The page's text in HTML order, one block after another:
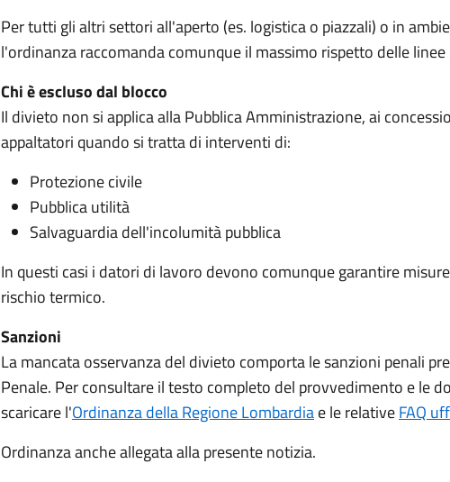
Per tutti gli altri settori all'aperto (es. logistica o piazzali) o in
l'ordinanza raccomanda comunque il massimo rispetto delle
Chi è escluso dal blocco
Il divieto non si applica alla Pubblica Amministrazione, ai
appaltatori quando si tratta di interventi di:
Protezione civile
Pubblica utilità
Salvaguardia dell'incolumità pubblica
In questi casi i datori di lavoro devono comunque garantire
rischio termico.
Sanzioni
La mancata osservanza del divieto comporta le sanzioni penali
Penale. Per consultare il testo completo del provvedimento e le
scaricare l'Ordinanza della Regione Lombardiae le relativeFAQ
Ordinanza anche allegata alla presente notizia.